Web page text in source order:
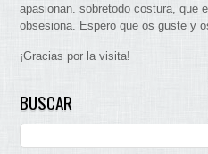
apasionan. sobretodo costura, que
obsesiona. Espero que os guste y
¡Gracias por la visita!
BUSCAR